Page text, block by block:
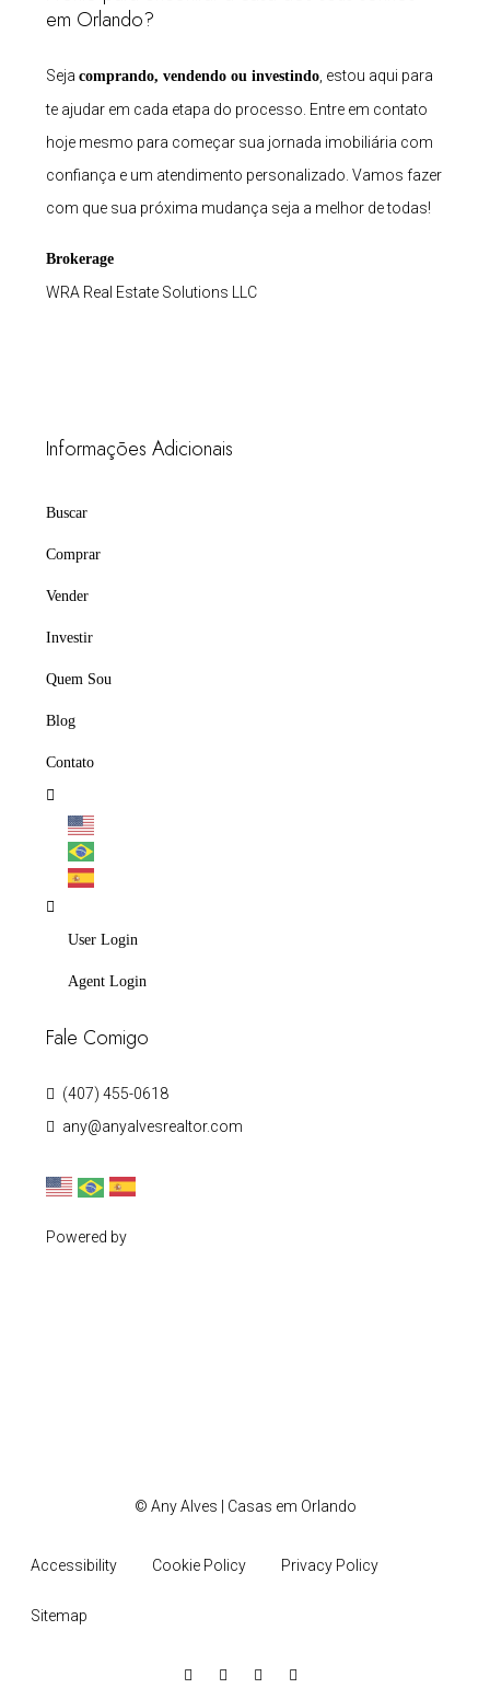
em Orlando?
Seja comprando, vendendo ou investindo , estou aqui para
te ajudar em cada etapa do processo. Entre em contato
hoje mesmo para começar sua jornada imobiliária com
confiança e um atendimento personalizado. Vamos fazer
com que sua próxima mudança seja a melhor de todas!
Brokerage
WRA Real Estate Solutions LLC
Informações Adicionais
Buscar
Comprar
Vender
Investir
Quem Sou
Blog
Contato
User Login
Agent Login
Fale Comigo
(407) 455-0618
any@anyalvesrealtor.com
Powered by
© Any Alves | Casas em Orlando
Accessibility Cookie Policy Privacy Policy
Sitemap